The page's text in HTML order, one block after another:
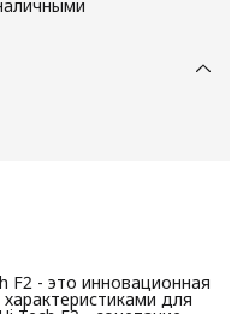
F2 - это инновационная
для